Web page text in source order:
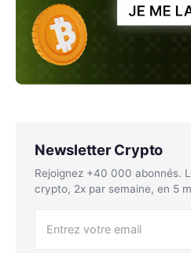
Newsletter Crypto
Rejoignez +40 000 abonnés.
crypto, 2x par semaine, en 5